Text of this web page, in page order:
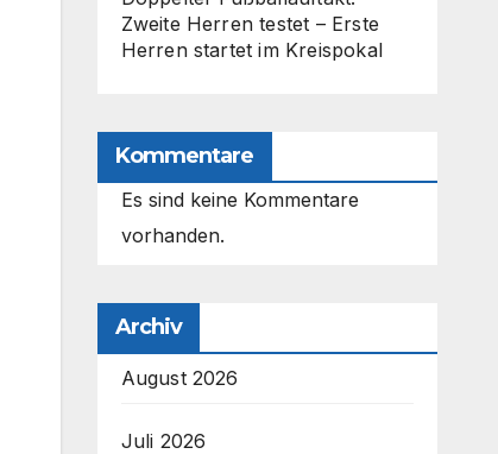
Zweite Herren testet – Erste
Herren startet im Kreispokal
Kommentare
Es sind keine Kommentare
vorhanden.
Archiv
August 2026
Juli 2026